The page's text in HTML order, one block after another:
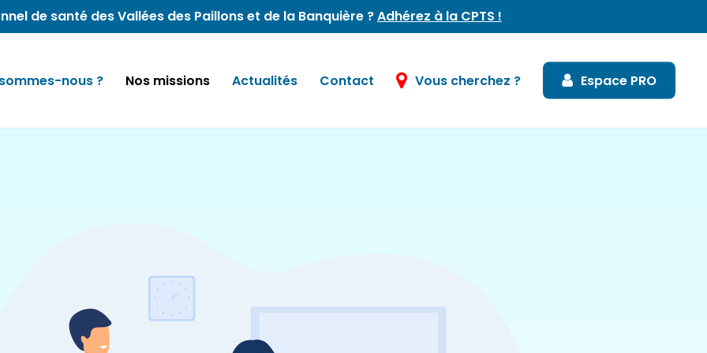
de santé des Vallées des Paillons et de la Banquière ?Adhérez à la CPTS !
nous ? Nos missions Actualités Contact Vous cherchez ? Espace PRO